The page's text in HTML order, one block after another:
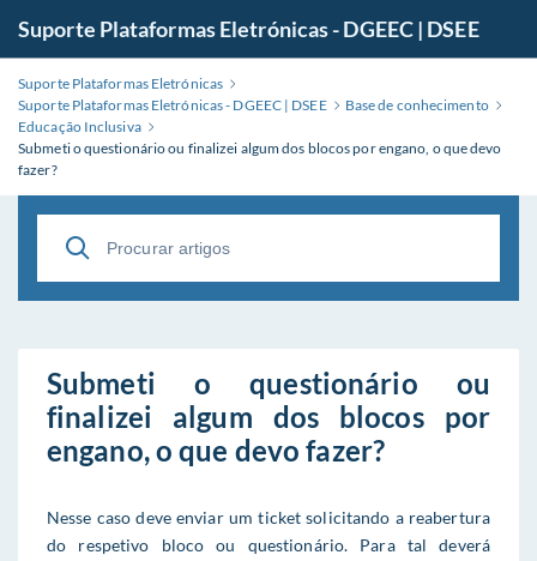
Suporte Plataformas Eletrónicas - DGEEC | DSEE
Suporte Plataformas Eletrónicas
Suporte Plataformas Eletrónicas - DGEEC | DSEE
Base de conhecimento
Educação Inclusiva
Submeti o questionário ou finalizei algum dos blocos por engano, o que devo
fazer?
Submeti o questionário ou
finalizei algum dos blocos por
engano, o que devo fazer?
Nesse caso deve enviar um ticket solicitando a reabertura
do respetivo bloco ou questionário. Para tal deverá